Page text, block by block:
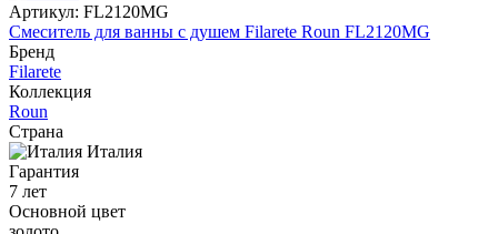
Артикул: FL2120MG
Смеситель для ванны с душем Filarete Roun FL2120MG
Бренд
Filarete
Коллекция
Roun
Страна
Италия
Гарантия
7 лет
Основной цвет